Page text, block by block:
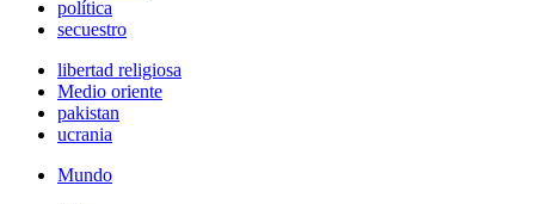
política
secuestro
libertad religiosa
Medio oriente
pakistan
ucrania
Mundo